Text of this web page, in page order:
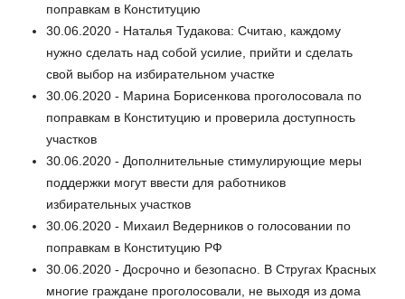
поправкам в Конституцию
30.06.2020 - Наталья Тудакова: Считаю, каждому
нужно сделать над собой усилие, прийти и сделать
свой выбор на избирательном участке
30.06.2020 - Марина Борисенкова проголосовала по
поправкам в Конституцию и проверила доступность
участков
30.06.2020 - Дополнительные стимулирующие меры
поддержки могут ввести для работников
избирательных участков
30.06.2020 - Михаил Ведерников о голосовании по
поправкам в Конституцию РФ
30.06.2020 - Досрочно и безопасно. В Стругах Красных
многие граждане проголосовали, не выходя из дома